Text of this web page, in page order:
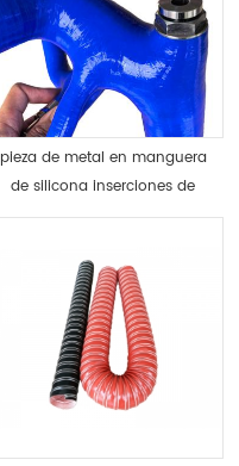
pieza de metal en manguera
de silicona inserciones de
aluminio